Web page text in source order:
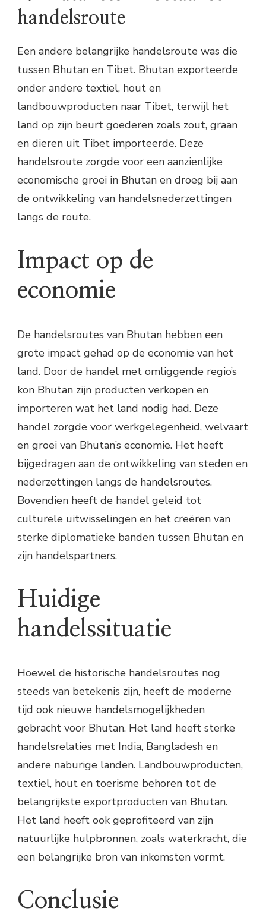
handelsroute
Een andere belangrijke handelsroute was die
tussen Bhutan en Tibet. Bhutan exporteerde
onder andere textiel, hout en
landbouwproducten naar Tibet, terwijl het
land op zijn beurt goederen zoals zout, graan
en dieren uit Tibet importeerde. Deze
handelsroute zorgde voor een aanzienlijke
economische groei in Bhutan en droeg bij aan
de ontwikkeling van handelsnederzettingen
langs de route.
Impact op de
economie
De handelsroutes van Bhutan hebben een
grote impact gehad op de economie van het
land. Door de handel met omliggende regio’s
kon Bhutan zijn producten verkopen en
importeren wat het land nodig had. Deze
handel zorgde voor werkgelegenheid, welvaart
en groei van Bhutan’s economie. Het heeft
bijgedragen aan de ontwikkeling van steden en
nederzettingen langs de handelsroutes.
Bovendien heeft de handel geleid tot
culturele uitwisselingen en het creëren van
sterke diplomatieke banden tussen Bhutan en
zijn handelspartners.
Huidige
handelssituatie
Hoewel de historische handelsroutes nog
steeds van betekenis zijn, heeft de moderne
tijd ook nieuwe handelsmogelijkheden
gebracht voor Bhutan. Het land heeft sterke
handelsrelaties met India, Bangladesh en
andere naburige landen. Landbouwproducten,
textiel, hout en toerisme behoren tot de
belangrijkste exportproducten van Bhutan.
Het land heeft ook geprofiteerd van zijn
natuurlijke hulpbronnen, zoals waterkracht, die
een belangrijke bron van inkomsten vormt.
Conclusie